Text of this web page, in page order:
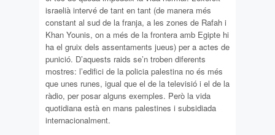
israelià intervé de tant en tant (de manera més
constant al sud de la franja, a les zones de Rafah i
Khan Younis, on a més de la frontera amb Egipte hi
ha el gruix dels assentaments jueus) per a actes de
punició. D’aquests raids se’n troben diferents
mostres: l’edifici de la policia palestina no és més
que unes runes, igual que el de la televisió i el de la
ràdio, per posar alguns exemples. Però la vida
quotidiana està en mans palestines i subsidiada
internacionalment.